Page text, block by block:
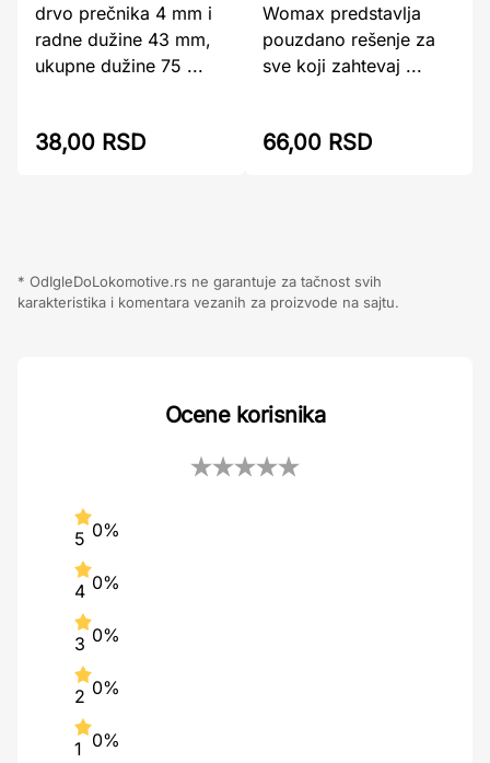
drvo prečnika 4 mm i
radne dužine 43 mm,
ukupne dužine 75 ...
38,00 RSD
Womax predstavlja
pouzdano rešenje za
sve koji zahtevaj ...
66,00 RSD
* OdIgleDoLokomotive.rs ne garantuje za tačnost svih
karakteristika i komentara vezanih za proizvode na sajtu.
Ocene korisnika
5 0%
4 0%
3 0%
2 0%
1 0%